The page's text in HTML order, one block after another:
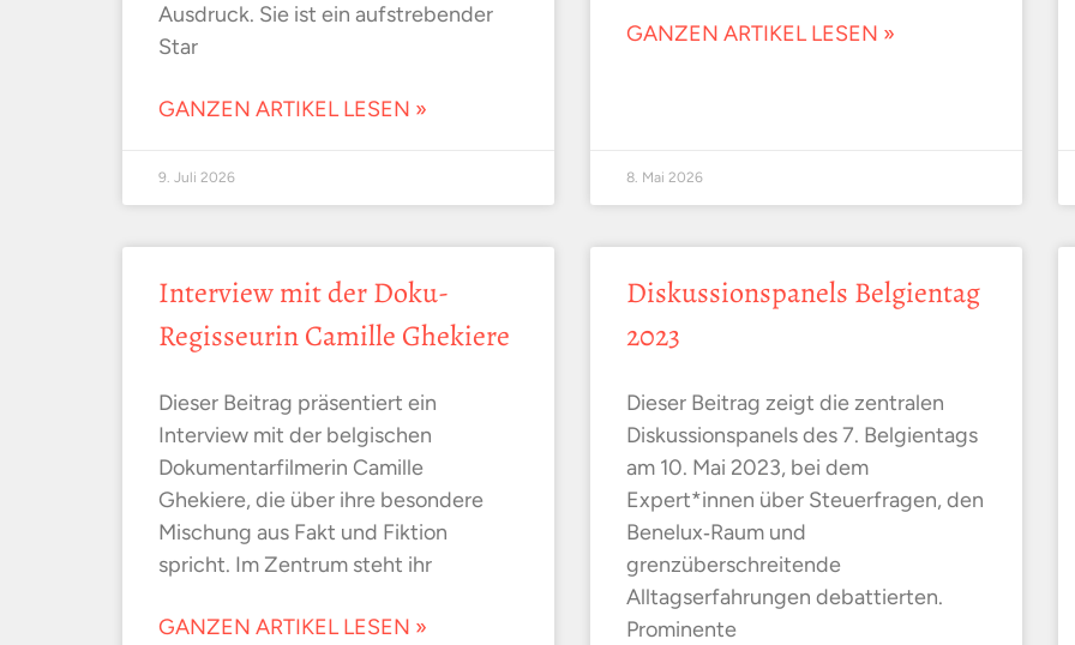
Ausdruck. Sie ist ein aufstrebender
Star
GANZEN ARTIKEL LESEN »
9. Juli 2026
GANZEN ARTIKEL LESEN »
8. Mai 2026
Interview mit der Doku-
Regisseurin Camille Ghekiere
Dieser Beitrag präsentiert ein
Interview mit der belgischen
Dokumentarfilmerin Camille
Ghekiere, die über ihre besondere
Mischung aus Fakt und Fiktion
spricht. Im Zentrum steht ihr
GANZEN ARTIKEL LESEN »
Diskussionspanels Belgientag
2023
Dieser Beitrag zeigt die zentralen
Diskussionspanels des 7. Belgientags
am 10. Mai 2023, bei dem
Expert*innen über Steuerfragen, den
Benelux‑Raum und
grenzüberschreitende
Alltagserfahrungen debattierten.
Prominente